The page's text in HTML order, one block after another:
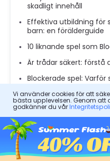
skadligt innehåll
Effektiva utbildning för
barn: en förälderguide
10 liknande spel som
Är trådar säkert: förstå
Blockerade spel: Varför
Bästa online -timer för
hantera skärmtid
Är robinhood säkert:
tonåringinvesteringar
Vad är förbannad text
Vi använder cookies för att
bästa upplevelsen. Genom
godkänner du vår